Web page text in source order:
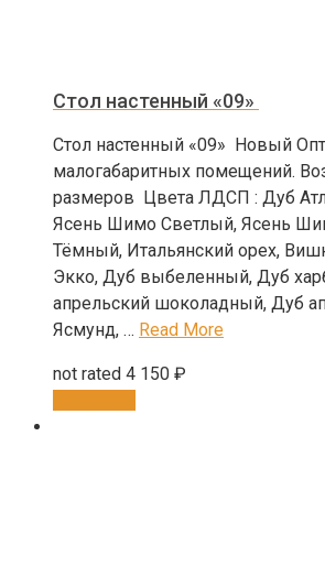
Стол настенный «09»
Стол настенный «09» Новый
малогабаритных помещений.
размеров Цвета ЛДСП : Дуб
Ясень Шимо Светлый, Ясень
Тёмный, Итальянский орех,
Экко, Дуб выбеленный, Дуб
апрельский шоколадный, Дуб
Ясмунд, … Read More
not rated 4 150 ₽